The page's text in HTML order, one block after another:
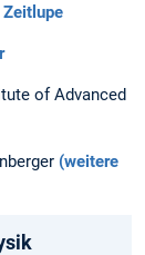
of Advanced
(weitere